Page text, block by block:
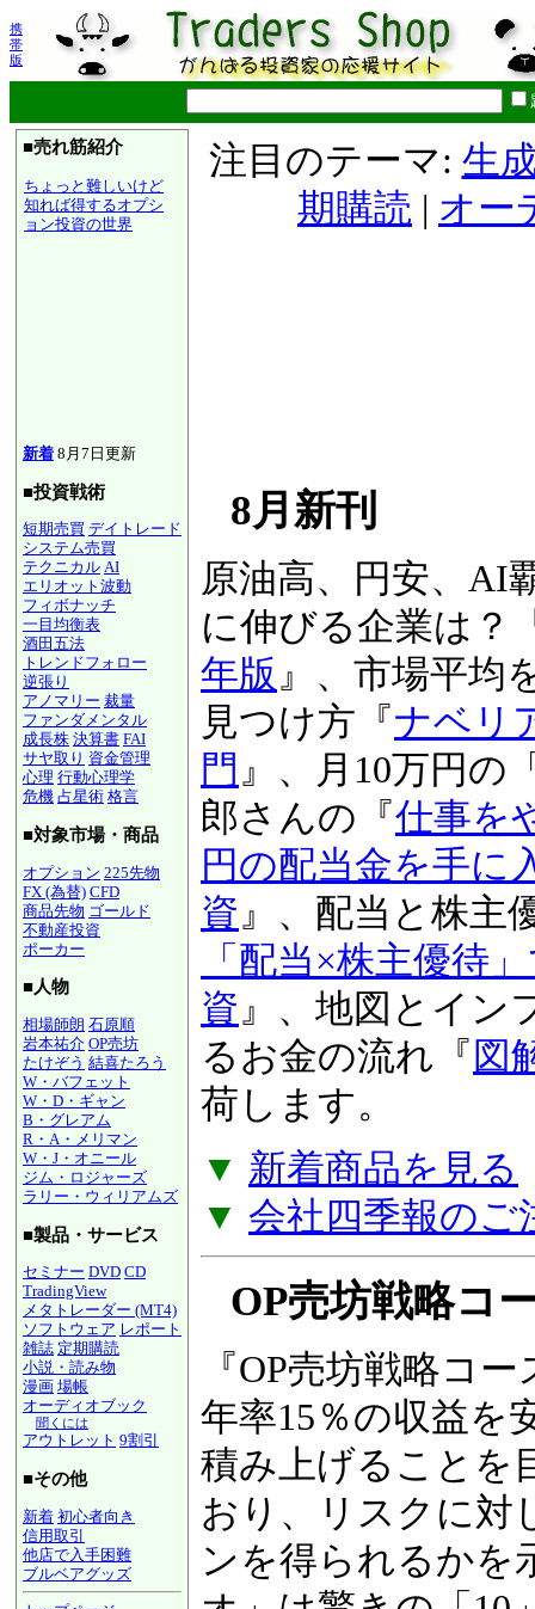
携
帯
版
■売れ筋紹介
ちょっと難しいけど
知れば得するオプシ
ョン投資の世界
新着 8月7日更新
■投資戦術
短期売買 デイトレード
システム売買
テクニカル AI
エリオット波動
フィボナッチ
一目均衡表
酒田五法
トレンドフォロー
逆張り
アノマリー 裁量
ファンダメンタル
成長株 決算書 FAI
サヤ取り 資金管理
心理 行動心理学
危機 占星術 格言
■対象市場・商品
オプション 225先物
FX (為替) CFD
商品先物 ゴールド
不動産投資
ポーカー
■人物
相場師朗 石原順
岩本祐介 OP売坊
たけぞう 結喜たろう
W・バフェット
W・D・ギャン
B・グレアム
R・A・メリマン
W・J・オニール
ジム・ロジャーズ
ラリー・ウィリアムズ
■製品・サービス
セミナー DVD CD
TradingView
メタトレーダー (MT4)
ソフトウェア レポート
雑誌 定期購読
小説・読み物
漫画 場帳
オーディオブック
聞くには
アウトレット 9割引
■その他
新着 初心者向き
信用取引
他店で入手困難
ブルベアグッズ
注目のテーマ: 生
期購読 | オー
8月新刊
原油高、円安、
激動の時代に伸び
『図解！業界地図
版』、市場平均を
万％銘柄の見つけ
資入門』、月10万
当太郎さんの『仕
120万円の配当金
投資』、配当と株
株「配当×株主優
資』、地図とイン
るお金の流れ『
荷します。
▼ 新着商品を見る
▼ 会社四季報のご
OP売坊戦略コ
『OP売坊戦略コー
年率15％の収益を
積み上げることを
おり、リスクに対